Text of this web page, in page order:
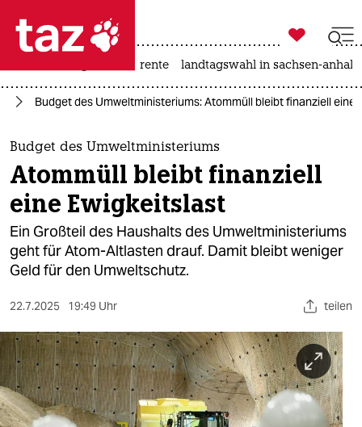
 taz zahl ich
taz zahl ich
themen
politik
öko
gesellschaft
sport
berlin
nord

taz zahl ich
rente landtagswahl in sachsen-anhalt
Budget des Umweltministeriums: Atommüll bleibt finanziell eine
Budget des Umweltministeriums
Atommüll bleibt finanziell
eine Ewigkeitslast
Ein Großteil des Haushalts des Umweltministeriums
geht für Atom-Altlasten drauf. Damit bleibt weniger
Geld für den Umweltschutz.
22.7.2025 19:49 Uhr teilen